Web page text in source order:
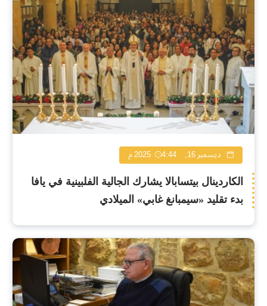
ديسمبر 16, 2025 4:44 م
الكاردينال بيتسابالا يشارك الجالية الفلبينية في يافا
بدء تقليد «سيمبانغ غابي» الميلادي